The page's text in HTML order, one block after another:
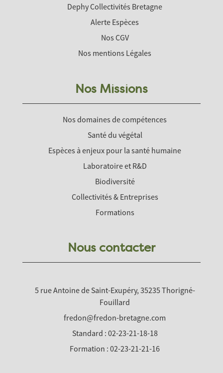
Dephy Collectivités Bretagne
Alerte Espèces
Nos CGV
Nos mentions Légales
Nos Missions
Nos domaines de compétences
Santé du végétal
Espèces à enjeux pour la santé humaine
Laboratoire et R&D
Biodiversité
Collectivités & Entreprises
Formations
Nous contacter
5 rue Antoine de Saint-Exupéry, 35235 Thorigné-
Fouillard
fredon@fredon-bretagne.com
Standard : 02-23-21-18-18
Formation : 02-23-21-21-16